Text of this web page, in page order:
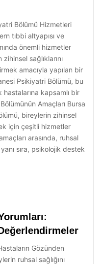
Bölümü Hizmetleri
tıbbi altyapısı ve
önemli hizmetler
sağlıklarını
amacıyla yapılan bir
Psikiyatri Bölümü, bu
kapsamlı bir
Amaçları Bursa
bireylerin zihinsel
için çeşitli hizmetler
arasında, ruhsal
sıra, psikolojik destek
Gözünden
ruhsal sağlığını